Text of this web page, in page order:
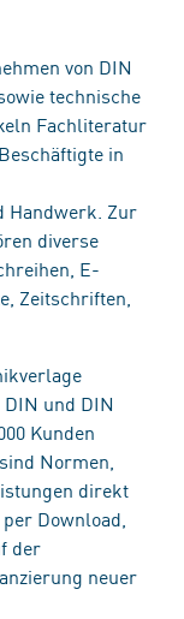
von DIN
technische
Fachliteratur
in
Handwerk. Zur
diverse
E-
Zeitschriften,
und DIN
Kunden
Normen,
direkt
Download,
der
neuer